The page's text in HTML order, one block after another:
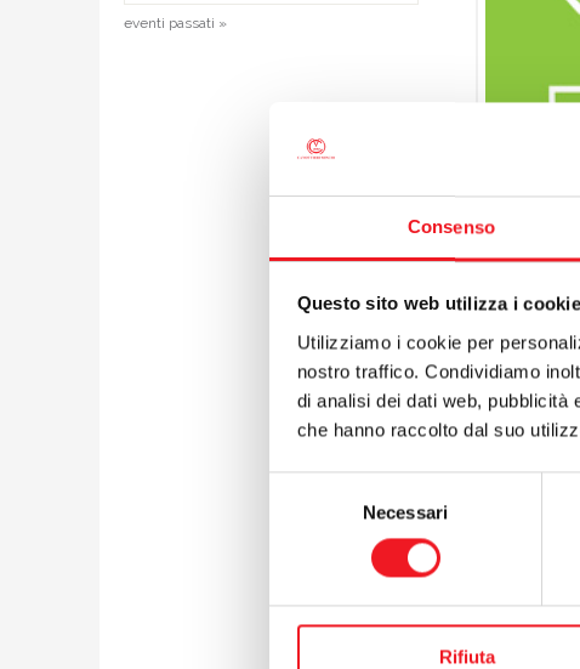
Consenso
Questo sito web utilizza i cookie
Utilizziamo i cookie per
nostro traffico. Condividiamo
di analisi dei dati web, pubblicità
che hanno raccolto dal suo
Necessari
Rifiuta
eventi passati »